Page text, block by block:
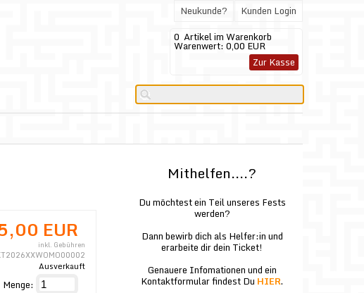
Kunden Login
Neukunde?
0 Artikel im Warenkorb
Warenwert: 0,00 EUR
Zur Kasse
EUR
inkl. Gebühren
Ausverkauft
Menge:
Mithelfen....?
Du möchtest ein Teil unseres Fests
werden?
Dann bewirb dich als Helfer:in und
erarbeite dir dein Ticket!
Genauere Infomationen und ein
Kontaktformular findest Du HIER.